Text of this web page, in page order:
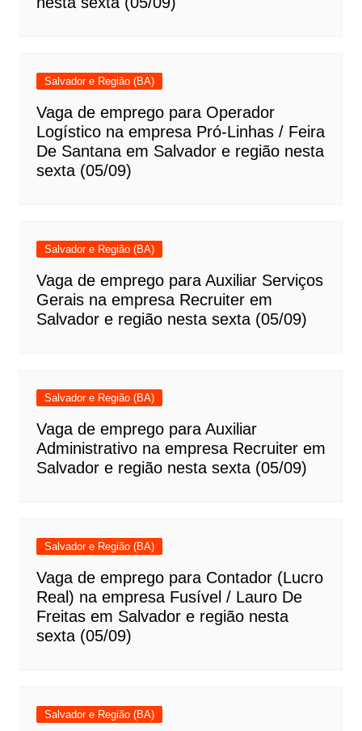
Salvador e Região (BA)
Vaga de emprego para Operador
Logístico na empresa Pró-Linhas / Feira
De Santana em Salvador e região nesta
sexta (05/09)
Salvador e Região (BA)
Vaga de emprego para Auxiliar Serviços
Gerais na empresa Recruiter em
Salvador e região nesta sexta (05/09)
Salvador e Região (BA)
Vaga de emprego para Auxiliar
Administrativo na empresa Recruiter em
Salvador e região nesta sexta (05/09)
Salvador e Região (BA)
Vaga de emprego para Contador (Lucro
Real) na empresa Fusível / Lauro De
Freitas em Salvador e região nesta
sexta (05/09)
Salvador e Região (BA)